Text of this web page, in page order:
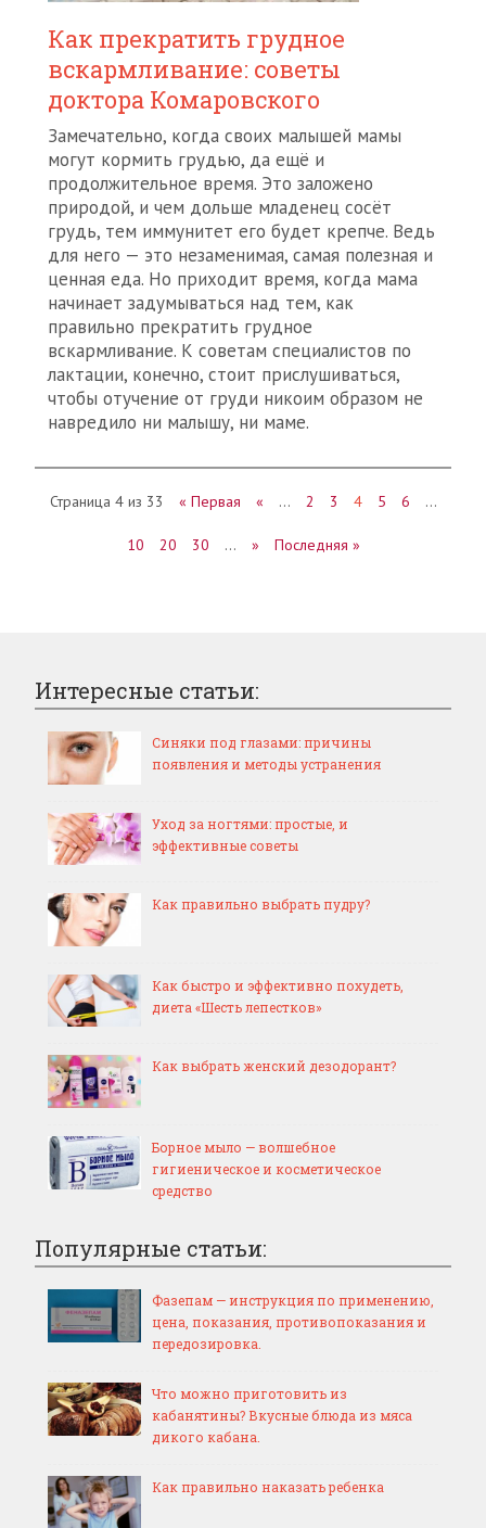
Как прекратить грудное
вскармливание: советы
доктора Комаровского
Замечательно, когда своих малышей мамы
могут кормить грудью, да ещё и
продолжительное время. Это заложено
природой, и чем дольше младенец сосёт
грудь, тем иммунитет его будет крепче. Ведь
для него — это незаменимая, самая полезная и
ценная еда. Но приходит время, когда мама
начинает задумываться над тем, как
правильно прекратить грудное
вскармливание. К советам специалистов по
лактации, конечно, стоит прислушиваться,
чтобы отучение от груди никоим образом не
навредило ни малышу, ни маме.
Страница 4 из 33 « Первая « … 2 3 4 5 6 …
10 20 30 … » Последняя »
Интересные статьи:
Синяки под глазами: причины
появления и методы устранения
Уход за ногтями: простые, и
эффективные советы
Как правильно выбрать пудру?
Как быстро и эффективно похудеть,
диета «Шесть лепестков»
Как выбрать женский дезодорант?
Борное мыло — волшебное
гигиеническое и косметическое
средство
Популярные статьи:
Фазепам — инструкция по применению,
цена, показания, противопоказания и
передозировка.
Что можно приготовить из
кабанятины? Вкусные блюда из мяса
дикого кабана.
Как правильно наказать ребенка